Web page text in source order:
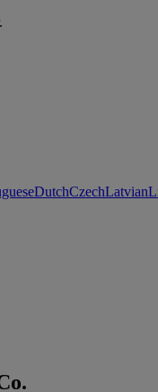
DutchCzechLatvian